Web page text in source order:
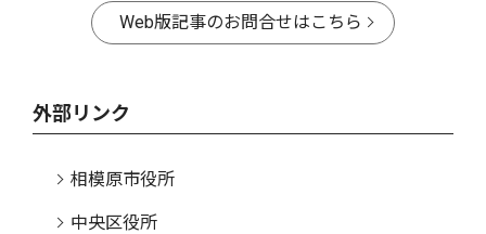
Web版記事のお問合せはこちら
外部リンク
相模原市役所
中央区役所